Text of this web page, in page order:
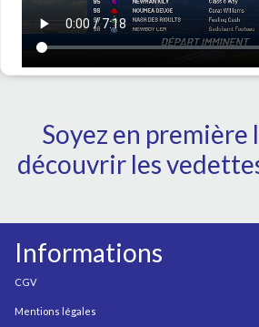
Soyez en première
découvrir les
Informations
CGV
Mentions légales